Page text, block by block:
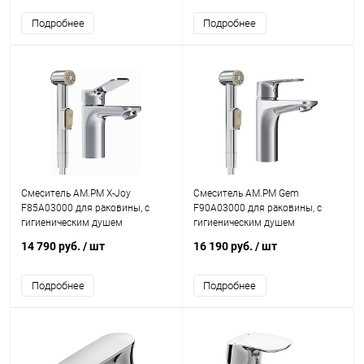
Подробнее Подробнее
Смеситель AM.PM X-Joy
F85A03000 для раковины, с
гигиеническим душем
14 790 руб. / шт
Подробнее
Смеситель AM.PM Gem
F90A03000 для раковины, с
гигиеническим душем
16 190 руб. / шт
Подробнее